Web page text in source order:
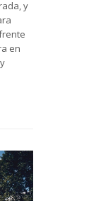
y
en